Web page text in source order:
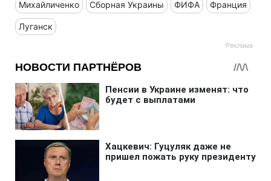
Михайличенко Сборная Украины ФИФА Франция
Луганск